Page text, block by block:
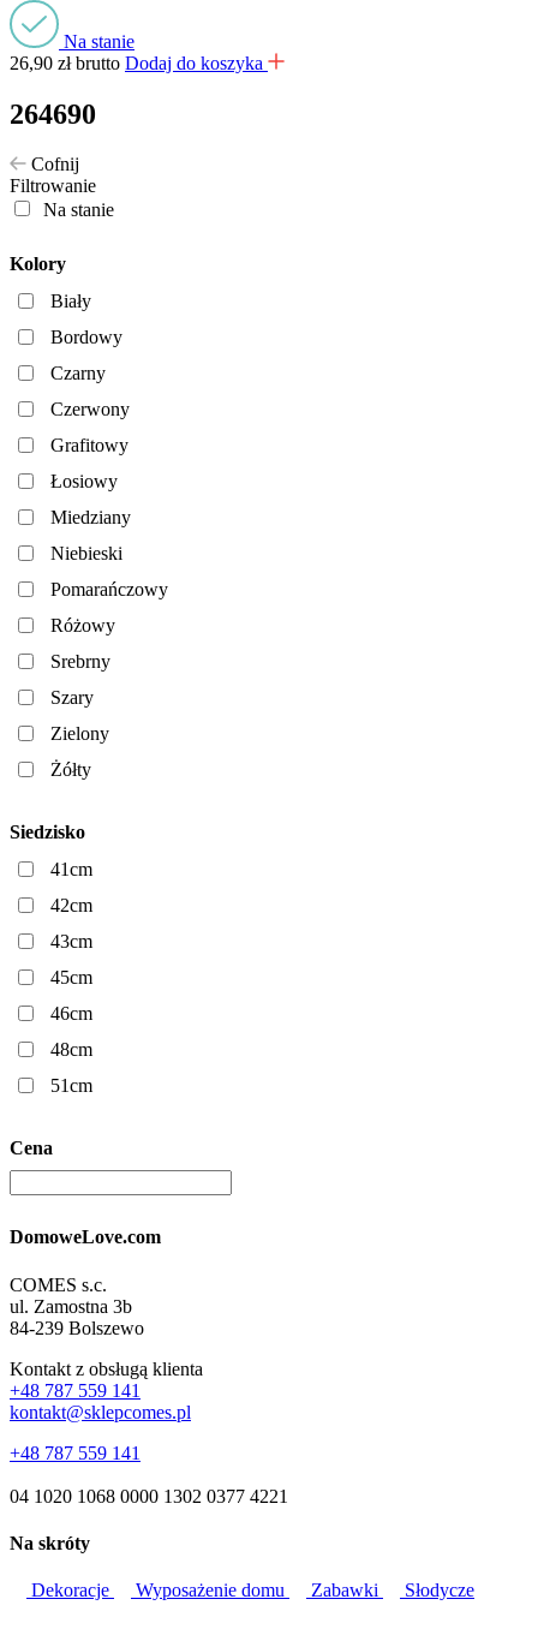
Na stanie
26,90 zł brutto Dodaj do koszyka
264690
Cofnij
Filtrowanie
Na stanie
Kolory
Biały
Bordowy
Czarny
Czerwony
Grafitowy
Łosiowy
Miedziany
Niebieski
Pomarańczowy
Różowy
Srebrny
Szary
Zielony
Żółty
Siedzisko
41cm
42cm
43cm
45cm
46cm
48cm
51cm
Cena
DomoweLove.com
COMES s.c.
ul. Zamostna 3b
84-239 Bolszewo
Kontakt z obsługą klienta
+48 787 559 141
kontakt@sklepcomes.pl
+48 787 559 141
04 1020 1068 0000 1302 0377 4221
Na skróty
Dekoracje Wyposażenie domu Zabawki Słodycze